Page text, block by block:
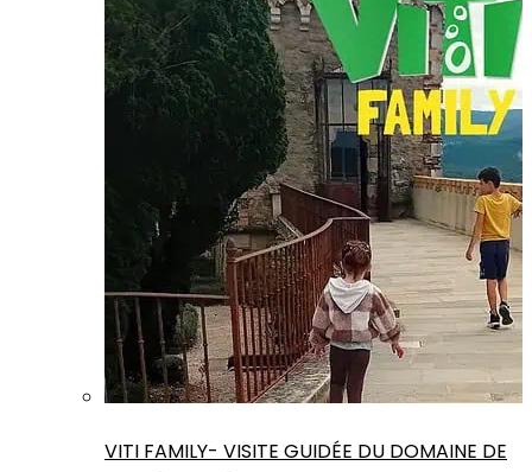
VITI FAMILY- VISITE GUIDÉE DU DOMAINE DE